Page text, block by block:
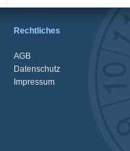
Rechtliches
AGB
Datenschutz
Impressum